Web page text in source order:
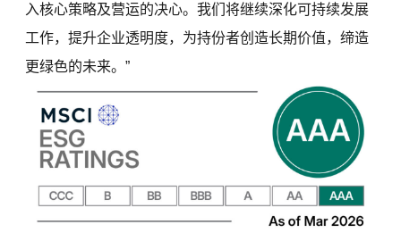
入核心策略及营运的决心。我们将继续深化可持续发展
工作，提升企业透明度，为持份者创造长期价值，缔造
更绿色的未来。”